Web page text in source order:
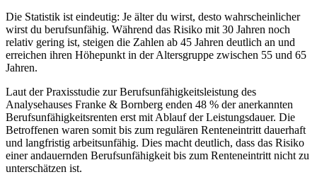
Die Statistik ist eindeutig: Je älter du wirst, desto wahrscheinlicher
wirst du berufsunfähig. Während das Risiko mit 30 Jahren noch
relativ gering ist, steigen die Zahlen ab 45 Jahren deutlich an und
erreichen ihren Höhepunkt in der Altersgruppe zwischen 55 und 65
Jahren.
Laut der Praxisstudie zur Berufsunfähigkeitsleistung des
Analysehauses Franke & Bornberg enden 48 % der anerkannten
Berufsunfähigkeitsrenten erst mit Ablauf der Leistungsdauer. Die
Betroffenen waren somit bis zum regulären Renteneintritt dauerhaft
und langfristig arbeitsunfähig. Dies macht deutlich, dass das Risiko
einer andauernden Berufsunfähigkeit bis zum Renteneintritt nicht zu
unterschätzen ist.